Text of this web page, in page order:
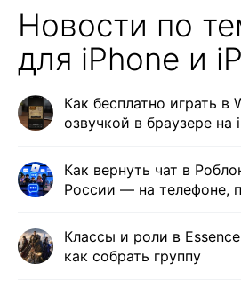
Новости по
для iPhone и
Как бесплатно играть в
озвучкой в браузере на
Как вернуть чат в
России — на телефоне,
Классы и роли в
как собрать группу